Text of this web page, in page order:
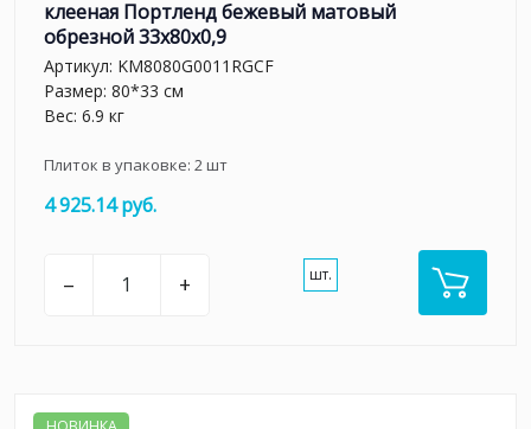
клееная Портленд бежевый матовый
обрезной 33x80x0,9
Артикул: KM8080G0011RGCF
Размер: 80*33 см
Вес: 6.9 кг
Плиток в упаковке: 2шт
4 925.14 руб.
– + шт.